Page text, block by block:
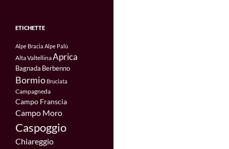
ETICHETTE
Alpe Bracia Alpe Palù
Alta ValtellinaAprica
Bagnada Berbenno
Bormio Bruciata
Campagneda
Campo Franscia
Campo Moro
Caspoggio
Chiareggio